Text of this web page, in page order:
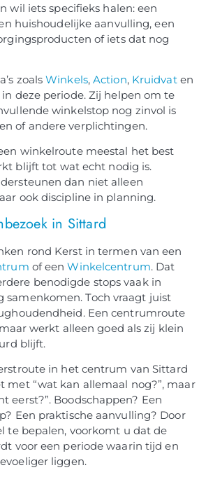
wil iets specifieks halen: een
huishoudelijke aanvulling, een
of iets dat nog
zoalsWinkels,Action, Kruidvaten
deze periode. Zij helpen om te
winkelstop nog zinvol is
of andere verplichtingen.
winkelroute meestal het best
blijft tot wat echt nodig is.
dan niet alleen
ook discipline in planning.
in Sittard
rond Kerst in termen van een
of eenWinkelcentrum. Dat
benodigde stops vaak in
samenkomen. Toch vraagt juist
Een centrumroute
werkt alleen goed als zij klein
blijft.
in het centrum van Sittard
met “wat kan allemaal nog?”, maar
eerst?”. Boodschappen? Een
Een praktische aanvulling? Door
te bepalen, voorkomt u dat de
voor een periode waarin tijd en
liggen.